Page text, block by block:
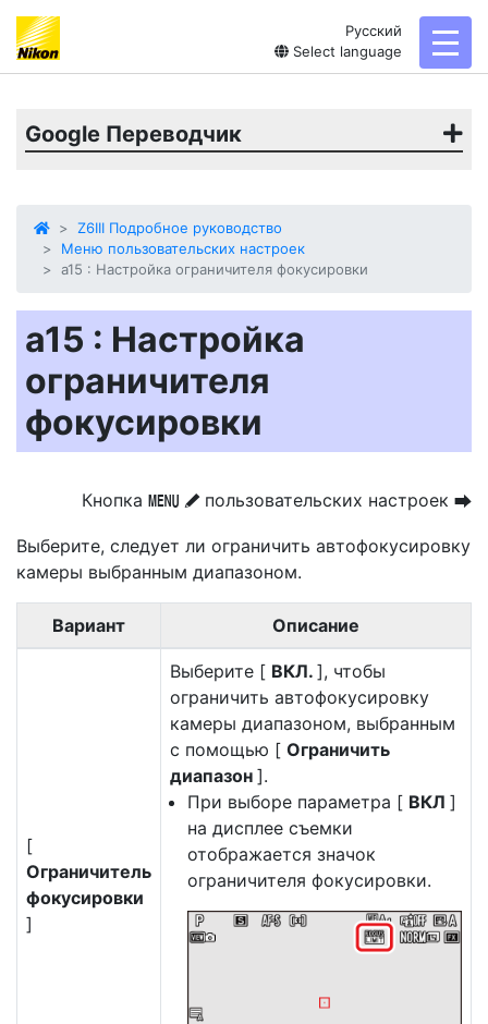
Русский
Select language
Google Переводчик
Z6III Подробное руководство
Меню пользовательских настроек
a15 : Настройка ограничителя фокусировки
a15 : Настройка
ограничителя
фокусировки
Кнопка G A пользовательских настроек U
Выберите, следует ли ограничить автофокусировку
камеры выбранным диапазоном.
Вариант Описание
[
Ограничитель
фокусировки
]
Выберите [ ВКЛ. ], чтобы
ограничить автофокусировку
камеры диапазоном, выбранным
с помощью [ Ограничить
диапазон ].
При выборе параметра [ ВКЛ ]
на дисплее съемки
отображается значок
ограничителя фокусировки.